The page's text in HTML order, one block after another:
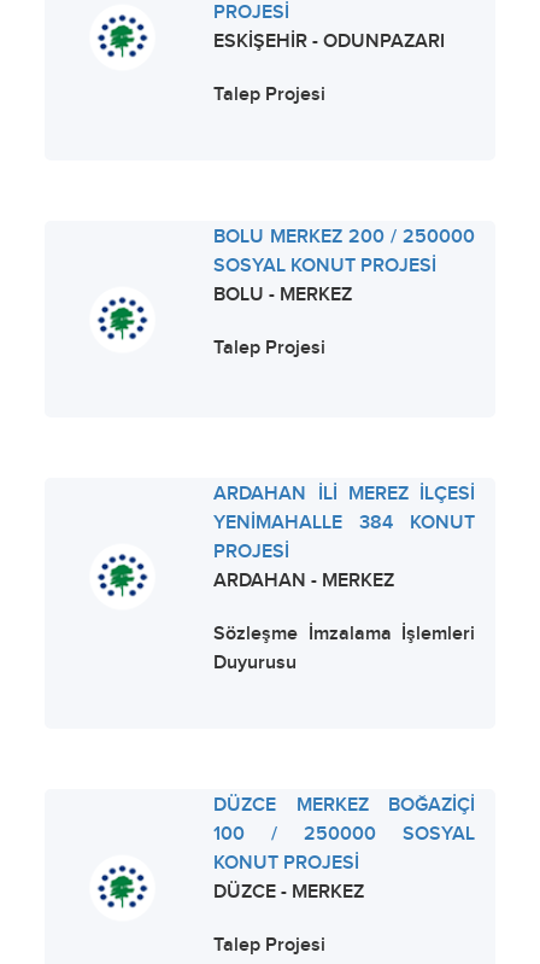
PROJESİ
ESKİŞEHİR - ODUNPAZARI
Talep Projesi
BOLU MERKEZ 200 / 250000
SOSYAL KONUT PROJESİ
BOLU - MERKEZ
Talep Projesi
ARDAHAN İLİ MEREZ İLÇESİ
YENİMAHALLE 384 KONUT
PROJESİ
ARDAHAN - MERKEZ
Sözleşme İmzalama İşlemleri
Duyurusu
DÜZCE MERKEZ BOĞAZİÇİ
100 / 250000 SOSYAL
KONUT PROJESİ
DÜZCE - MERKEZ
Talep Projesi